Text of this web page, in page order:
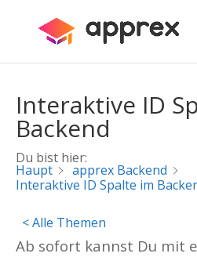
Interaktive ID
Backend
Du bist hier:
Haupt
apprex Backend
Interaktive ID Spalte im
< Alle Themen
Ab sofort kannst Du mit